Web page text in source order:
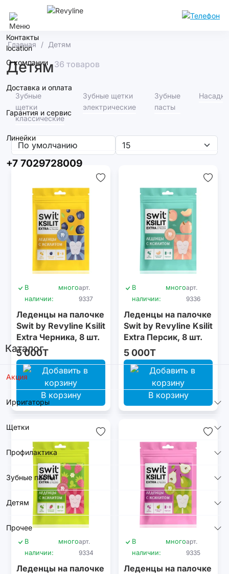
Контакты
О компании
Доставка и оплата
Гарантия и сервис
Линейки
+7 7029728009
Каталог
Акция
Ирригаторы
Щетки
Профилактика
Зубные пасты
Детям
Прочее
Главная Детям
Детям36 товаров
Зубные
щетки
классические
Зубные щетки
электрические
Зубные
пасты
Насадки
В
наличии:
многоарт.
9337
Леденцы на палочке
Swit by Revyline Ksilit
Extra Черника, 8 шт.
5 000T
В корзину
В
наличии:
многоарт.
9336
Леденцы на палочке
Swit by Revyline Ksilit
Extra Персик, 8 шт.
5 000T
В корзину
В
наличии:
многоарт.
9334
Леденцы на палочке
В
наличии:
многоарт.
9335
Леденцы на палочке